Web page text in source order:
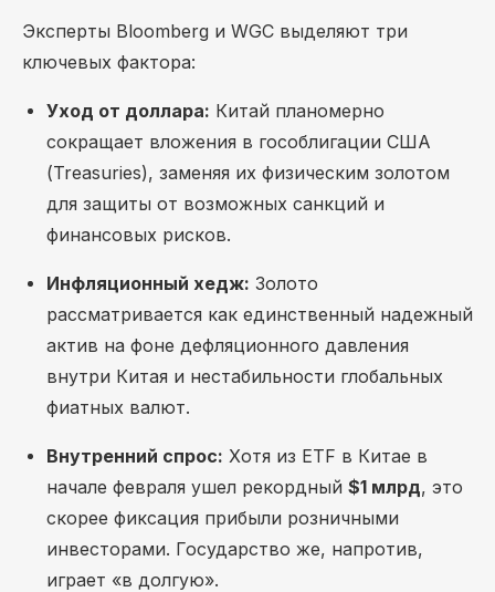
Эксперты Bloomberg и WGC выделяют три
ключевых фактора:
Уход от доллара: Китай планомерно
сокращает вложения в гособлигации США
(Treasuries), заменяя их физическим золотом
для защиты от возможных санкций и
финансовых рисков.
Инфляционный хедж: Золото
рассматривается как единственный надежный
актив на фоне дефляционного давления
внутри Китая и нестабильности глобальных
фиатных валют.
Внутренний спрос: Хотя из ETF в Китае в
начале февраля ушел рекордный $1 млрд, это
скорее фиксация прибыли розничными
инвесторами. Государство же, напротив,
играет «в долгую».